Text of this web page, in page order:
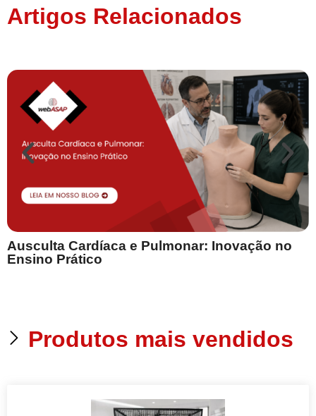
Artigos Relacionados
Ausculta Cardíaca e Pulmonar: Inovação no
Ensino Prático
Produtos mais vendidos